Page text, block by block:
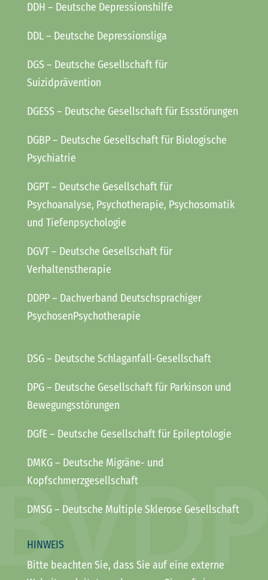
DDH – Deutsche Depressionshilfe
DDL– Deutsche Depressionsliga
DGS– Deutsche Gesellschaft für
Suizidprävention
DGESS– Deutsche Gesellschaft für Essstörungen
DGBP– Deutsche Gesellschaft für Biologische
Psychiatrie
DGPT– Deutsche Gesellschaft für
Psychoanalyse, Psychotherapie, Psychosomatik
und Tiefenpsychologie
DGVT– Deutsche Gesellschaft für
Verhaltenstherapie
DDPP– Dachverband Deutschsprachiger
PsychosenPsychotherapie
DSG– Deutsche Schlaganfall-Gesellschaft
DPG– Deutsche Gesellschaft für Parkinson und
Bewegungsstörungen
DGfE– Deutsche Gesellschaft für Epileptologie
DMKG– Deutsche Migräne- und
Kopfschmerzgesellschaft
DMSG– Deutsche Multiple Sklerose Gesellschaft
HINWEIS
Bitte beachten Sie, dass Sie auf eine externe